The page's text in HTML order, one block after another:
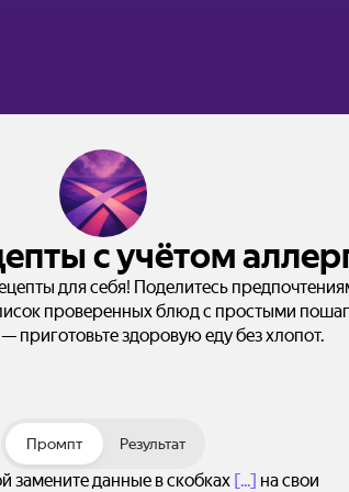
с учётом
для себя! Поделитесь
проверенных блюд с простыми
приготовьте здоровую еду без хлопот.
Промпт Результат
замените данные в скобках [...] на свои